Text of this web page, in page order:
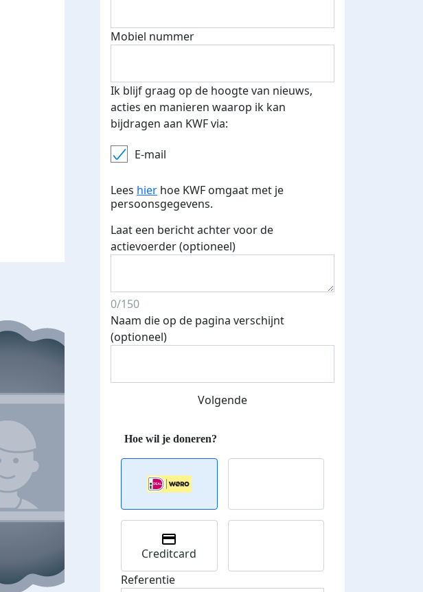
Mobiel nummer
Ik blijf graag op de hoogte van nieuws,
acties en manieren waarop ik kan
bijdragen aan KWF via:
E-mail
Lees hier hoe KWF omgaat met je
persoonsgegevens.
Laat een bericht achter voor de
actievoerder (optioneel)
0/150
Naam die op de pagina verschijnt
(optioneel)
Volgende
Creditcard
Referentie